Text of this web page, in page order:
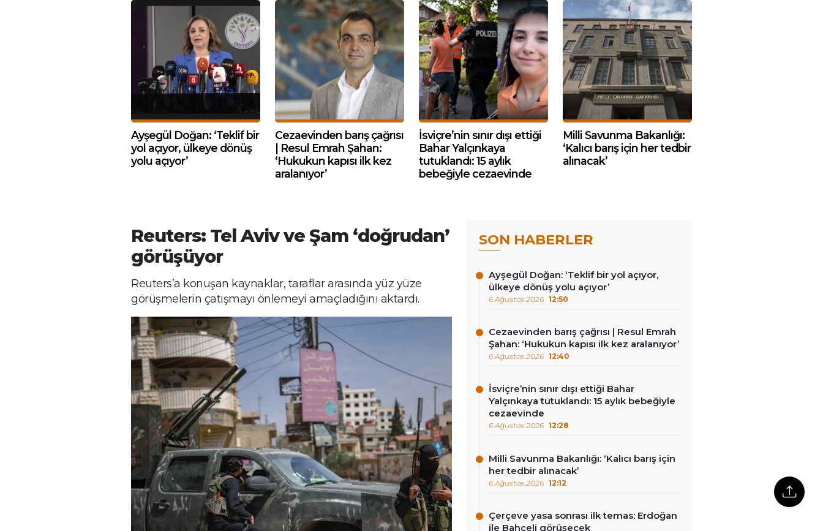
Ayşegül Doğan: ‘Teklif bir
yol açıyor, ülkeye dönüş
yolu açıyor’
Cezaevinden barış çağrısı
| Resul Emrah Şahan:
‘Hukukun kapısı ilk kez
aralanıyor’
İsviçre’nin sınır dışı ettiği
Bahar Yalçınkaya
tutuklandı: 15 aylık
bebeğiyle cezaevinde
Milli Savunma Bakanlığı:
‘Kalıcı barış için her tedbir
alınacak’
Reuters: Tel Aviv ve Şam ‘doğrudan’
görüşüyor
Reuters’a konuşan kaynaklar, taraflar arasında yüz yüze
görüşmelerin çatışmayı önlemeyi amaçladığını aktardı.
SON HABERLER
Ayşegül Doğan: ‘Teklif bir yol açıyor,
ülkeye dönüş yolu açıyor’
6 Ağustos 2026 12:50
Cezaevinden barış çağrısı | Resul Emrah
Şahan: ‘Hukukun kapısı ilk kez aralanıyor’
6 Ağustos 2026 12:40
İsviçre’nin sınır dışı ettiği Bahar
Yalçınkaya tutuklandı: 15 aylık bebeğiyle
cezaevinde
6 Ağustos 2026 12:28
Milli Savunma Bakanlığı: ‘Kalıcı barış için
her tedbir alınacak’
6 Ağustos 2026 12:12
Çerçeve yasa sonrası ilk temas: Erdoğan
ile Bahçeli görüşecek